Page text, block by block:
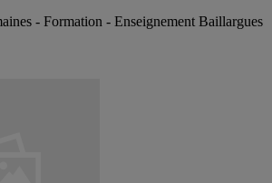
- Formation - Enseignement Baillargues